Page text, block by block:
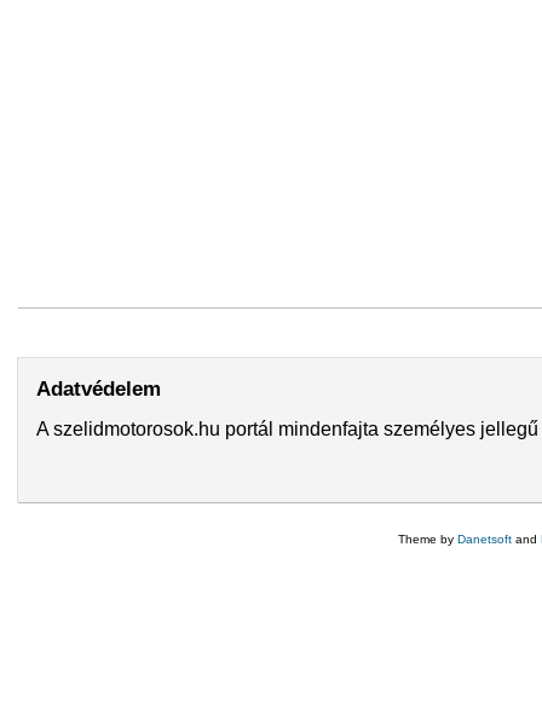
Adatvédelem
A szelidmotorosok.hu portál mindenfajta személyes
Theme by Danetsoft and